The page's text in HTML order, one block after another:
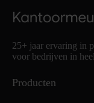
25+ jaar ervaring in
voor bedrijven in
Producten